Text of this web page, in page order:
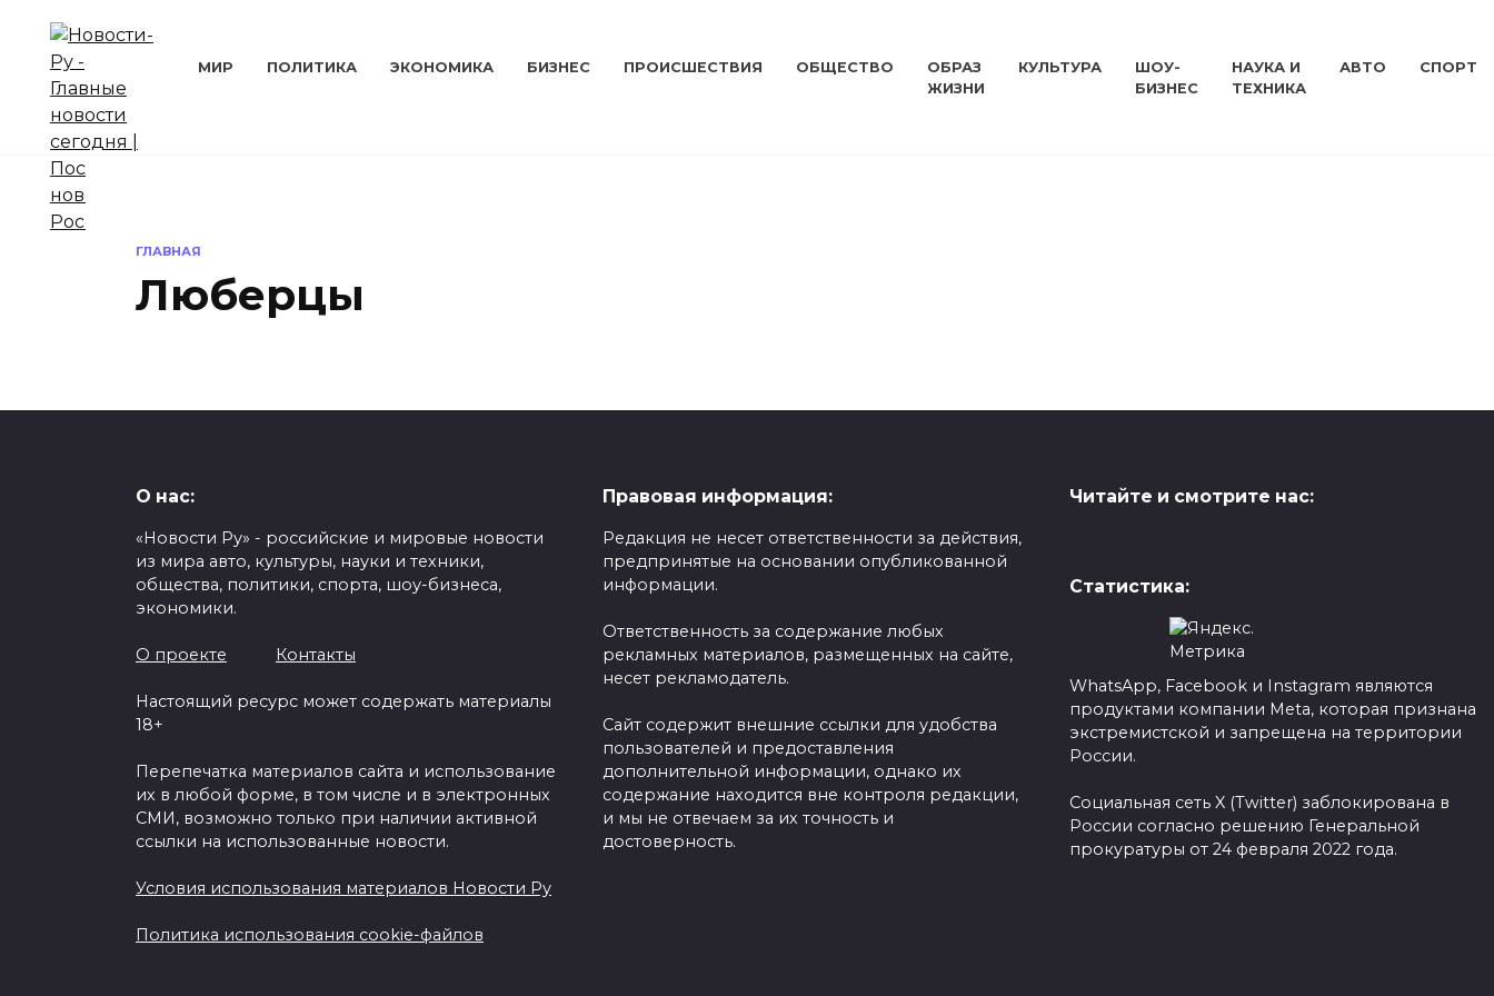
содержанию
МИР ПОЛИТИКА ЭКОНОМИКА БИЗНЕС ПРОИСШЕСТВИЯ ОБЩЕСТВО
ОБРАЗ
ЖИЗНИ
КУЛЬТУРА
ШОУ-
БИЗНЕС
НАУКА И
ТЕХНИКА
АВТО СПОРТ
ГЛАВНАЯ
Люберцы
Сегодня подмосковные
полицейские с собаками
собираются встречать
дальнобойщиков, протестующих
против введения системы
«Платон»
Расторгуева
удостоят 3
редкого звания, что
и Юрия Гагарина
0 144
ПРОИСШЕСТВИЯ
Из многоэтажек
Подмосковья люди
стали падать
«целыми семьями»
164
О нас:
«Новости Ру» - российские и мировые новости
из мира авто, культуры, науки и техники,
общества, политики, спорта, шоу-бизнеса,
экономики.
О проекте Контакты
Настоящий ресурс может содержать материалы
18+
Перепечатка материалов сайта и использование
их в любой форме, в том числе и в электронных
СМИ, возможно только при наличии активной
ссылки на использованные новости.
Условия использования материалов Новости Ру
Политика использования cookie-файлов
Правовая информация:
Редакция не несет ответственности за действия,
предпринятые на основании опубликованной
информации.
Ответственность за содержание любых
рекламных материалов, размещенных на сайте,
несет рекламодатель.
Сайт содержит внешние ссылки для удобства
пользователей и предоставления
дополнительной информации, однако их
содержание находится вне контроля редакции,
и мы не отвечаем за их точность и
достоверность.
Читайте и смотрите нас:
Статистика:
WhatsApp, Facebook и Instagram являются
продуктами компании Meta, которая признана
экстремистской и запрещена на территории
России.
Социальная сеть X (Twitter) заблокирована в
России согласно решению Генеральной
прокуратуры от 24 февраля 2022 года.